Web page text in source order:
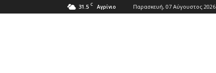
31.5 C Αγρίνιο Παρασκευή, 07 Αύγουστος 2026